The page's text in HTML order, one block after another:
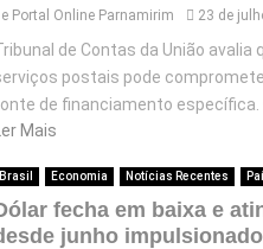
Portal Online Parnamirim 23 de
de Contas da União avalia
postais pode
de financiamento específica.
Mais
Brasil Economia Notícias Recentes
fecha em baixa e
junho